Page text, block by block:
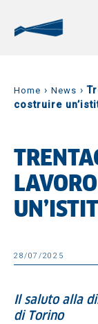
Home › News ›
costruire
28/07/2025
Il saluto alla
di Torino